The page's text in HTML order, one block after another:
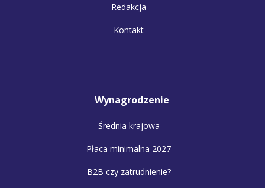
Redakcja
Kontakt
Wynagrodzenie
Średnia krajowa
Płaca minimalna 2027
B2B czy zatrudnienie?